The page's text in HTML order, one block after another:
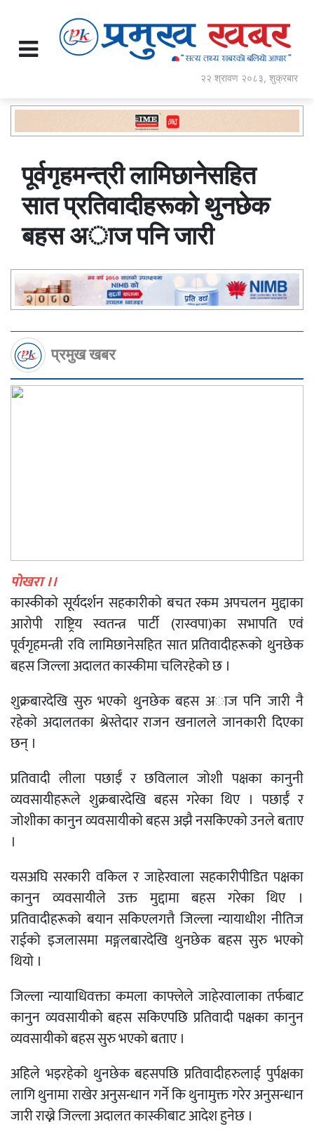
२२ श्रावण २०८३, शुक्रबार
पूर्वगृहमन्त्री लामिछानेसहित
सात प्रतिवादीहरूको थुनछेक
बहस अाज पनि जारी
प्रमुख खबर
पाेखरा ।।
कास्कीको सूर्यदर्शन सहकारीको बचत रकम अपचलन मुद्दाका
आरोपी राष्ट्रिय स्वतन्त्र पार्टी (रास्वपा)का सभापति एवं
पूर्वगृहमन्त्री रवि लामिछानेसहित सात प्रतिवादीहरूको थुनछेक
बहस जिल्ला अदालत कास्कीमा चलिरहेको छ ।
शुक्रबारदेखि सुरु भएको थुनछेक बहस अाज पनि जारी नै
रहेकाे अदालतका श्रेस्तेदार राजन खनालले जानकारी दिएका
छन् ।
प्रतिवादी लीला पछाईँ र छविलाल जोशी पक्षका कानुनी
व्यवसायीहरूले शुक्रबारदेखि बहस गरेका थिए । पछाईँ र
जोशीका कानुन व्यवसायीको बहस अझै नसकिएको उनले बताए
।
यसअघि सरकारी वकिल र जाहेरवाला सहकारीपीडित पक्षका
कानुन व्यवसायीले उक्त मुद्दामा बहस गरेका थिए ।
प्रतिवादीहरूको बयान सकिएलगत्तै जिल्ला न्यायाधीश नीतिज
राईको इजलासमा मङ्गलबारदेखि थुनछेक बहस सुरु भएको
थियो ।
जिल्ला न्यायाधिवक्ता कमला काफ्लेले जाहेरवालाका तर्फबाट
कानुन व्यवसायीको बहस सकिएपछि प्रतिवादी पक्षका कानुन
व्यवसायीको बहस सुरु भएको बताए ।
अहिले भइरहेकाे थुनछेक बहसपछि प्रतिवादीहरुलाई पुर्पक्षका
लागि थुनामा राखेर अनुसन्धान गर्ने कि थुनामुक्त गरेर अनुसन्धान
जारी राख्ने जिल्ला अदालत कास्कीबाट आदेश हुनेछ ।